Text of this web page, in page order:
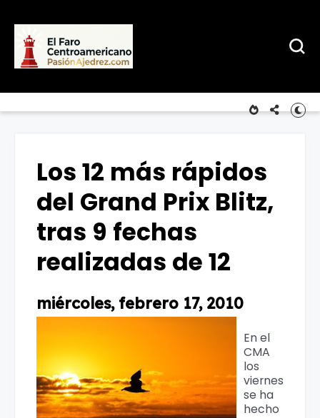
Los 12 más rápidos
del Grand Prix Blitz,
tras 9 fechas
realizadas de 12
miércoles, febrero 17, 2010
En el
CMA
los
viernes
se ha
hecho